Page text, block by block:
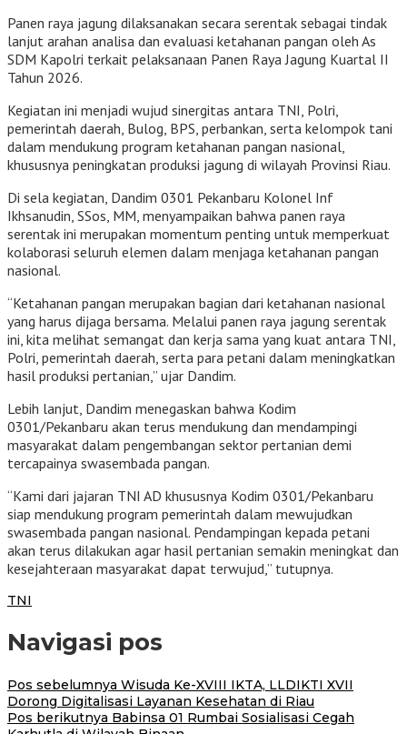
Panen raya jagung dilaksanakan secara serentak sebagai tindak
lanjut arahan analisa dan evaluasi ketahanan pangan oleh As
SDM Kapolri terkait pelaksanaan Panen Raya Jagung Kuartal II
Tahun 2026.
Kegiatan ini menjadi wujud sinergitas antara TNI, Polri,
pemerintah daerah, Bulog, BPS, perbankan, serta kelompok tani
dalam mendukung program ketahanan pangan nasional,
khususnya peningkatan produksi jagung di wilayah Provinsi Riau.
Di sela kegiatan, Dandim 0301 Pekanbaru Kolonel Inf
Ikhsanudin, SSos, MM, menyampaikan bahwa panen raya
serentak ini merupakan momentum penting untuk memperkuat
kolaborasi seluruh elemen dalam menjaga ketahanan pangan
nasional.
“Ketahanan pangan merupakan bagian dari ketahanan nasional
yang harus dijaga bersama. Melalui panen raya jagung serentak
ini, kita melihat semangat dan kerja sama yang kuat antara TNI,
Polri, pemerintah daerah, serta para petani dalam meningkatkan
hasil produksi pertanian,” ujar Dandim.
Lebih lanjut, Dandim menegaskan bahwa Kodim
0301/Pekanbaru akan terus mendukung dan mendampingi
masyarakat dalam pengembangan sektor pertanian demi
tercapainya swasembada pangan.
“Kami dari jajaran TNI AD khususnya Kodim 0301/Pekanbaru
siap mendukung program pemerintah dalam mewujudkan
swasembada pangan nasional. Pendampingan kepada petani
akan terus dilakukan agar hasil pertanian semakin meningkat dan
kesejahteraan masyarakat dapat terwujud,” tutupnya.
TNI
Navigasi pos
Pos sebelumnya Wisuda Ke-XVIII IKTA, LLDIKTI XVII
Dorong Digitalisasi Layanan Kesehatan di Riau
Pos berikutnya Babinsa 01 Rumbai Sosialisasi Cegah